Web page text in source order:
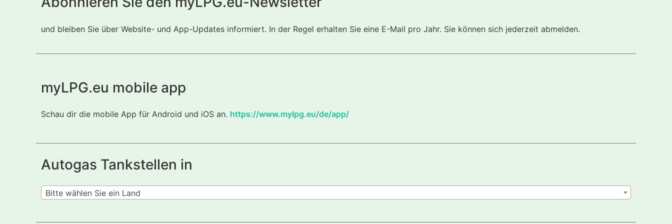
und bleiben Sie über Website- und App-Updates informiert. In der Regel erhalten Sie eine E-Mail pro Jahr. Sie können sich jederzeit abmelden.
myLPG.eu mobile app
Schau dir die mobile App für Android und iOS an. https://www.mylpg.eu/de/app/
Autogas Tankstellen in
Bitte wählen Sie ein Land